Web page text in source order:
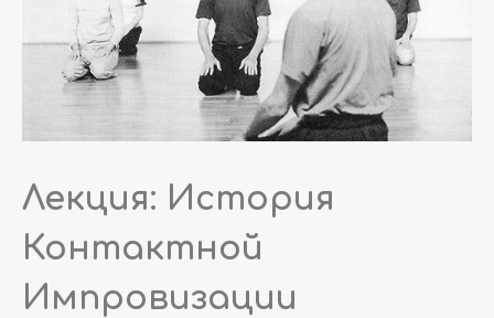
Лекция: История
Контактной
Импровизации